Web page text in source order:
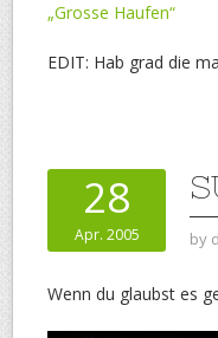
„Grosse Haufen“
EDIT: Hab grad die
28
Apr. 2005 by
Wenn du glaubst es